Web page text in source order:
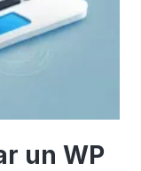
un WP